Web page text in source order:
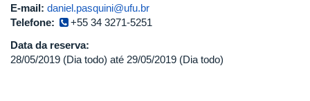
E-mail: daniel.pasquini@ufu.br
Telefone:
+55 34 3271-5251
Data da reserva:
28/05/2019 (Dia todo) até 29/05/2019 (Dia todo)